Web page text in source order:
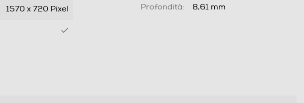
1570 x 720 Pixel
Profondità:
8,61 mm